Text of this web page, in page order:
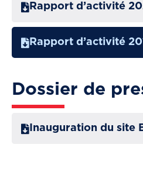
Rapport d’activité
Rapport d’activité
Dossier de
Inauguration du site